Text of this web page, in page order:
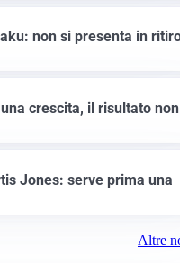
non si presenta in
crescita, il risultato non
Jones: serve prima una
Altre